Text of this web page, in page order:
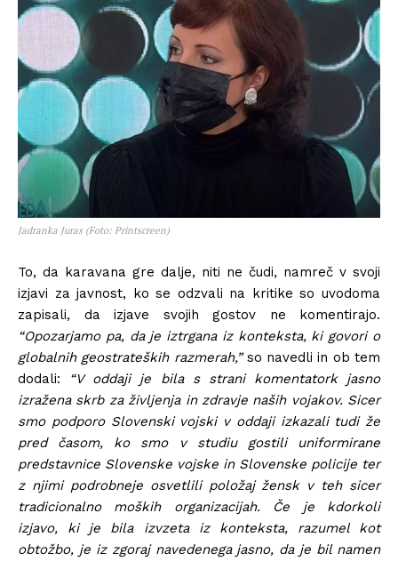
Jadranka Juras (Foto: Printscreen)
To, da karavana gre dalje, niti ne čudi, namreč v svoji
izjavi za javnost, ko se odzvali na kritike so uvodoma
zapisali, da izjave svojih gostov ne komentirajo.
“Opozarjamo pa, da je iztrgana iz konteksta, ki govori o
globalnih geostrateških razmerah,”so navedli in ob tem
dodali:
“V oddaji je bila s strani komentatork jasno
izražena skrb za življenja in zdravje naših vojakov. Sicer
smo podporo Slovenski vojski v oddaji izkazali tudi že
pred časom, ko smo v studiu gostili uniformirane
predstavnice Slovenske vojske in Slovenske policije ter
z njimi podrobneje osvetlili položaj žensk v teh sicer
tradicionalno moških organizacijah. Če je kdorkoli
izjavo, ki je bila izvzeta iz konteksta, razumel kot
obtožbo, je iz zgoraj navedenega jasno, da je bil namen